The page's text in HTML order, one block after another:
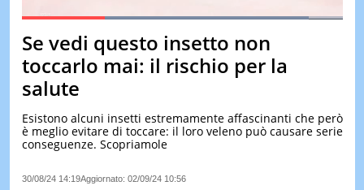
TEST
DI
Pause Unmute
Loaded:100.00%
Se vedi questo insetto non
toccarlo mai: il rischio per la
salute
Esistono alcuni insetti estremamente affascinanti che però
è meglio evitare di toccare: il loro veleno può causare serie
conseguenze. Scopriamole
30/08/24 14:19Aggiornato: 02/09/24 10:56